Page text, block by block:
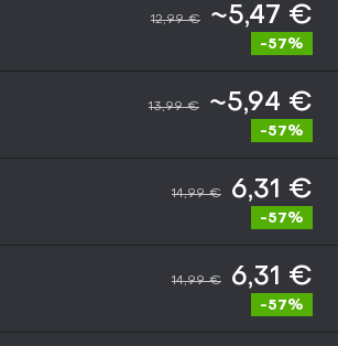
12,99 € ~5,47 €
-57%
13,99 € ~5,94 €
-57%
14,99 € 6,31 €
-57%
14,99 € 6,31 €
-57%